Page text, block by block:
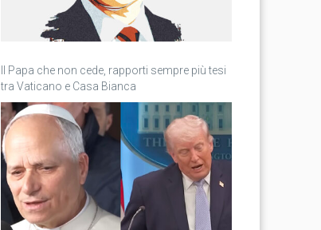
Il Papa che non cede, rapporti sempre più tesi
tra Vaticano e Casa Bianca